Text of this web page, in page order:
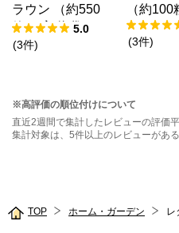
ラウン （約550
粒） 実咲 袋5.0
(3件)
（約100
(3件)
※高評価の順位付けについて
直近2週間で集計したレビューの評価
集計対象は、5件以上のレビューがあ
TOP ホーム・ガーデン レ